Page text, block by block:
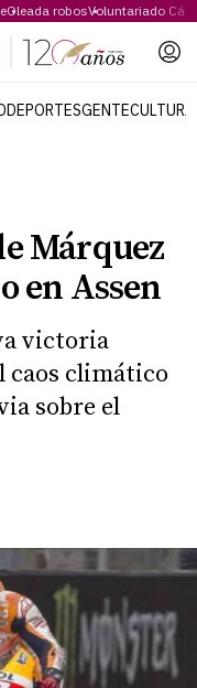
Oleada robosVoluntariado
DEPORTESGENTECULTURA
Márquez
en Assen
victoria
caos climático
sobre el